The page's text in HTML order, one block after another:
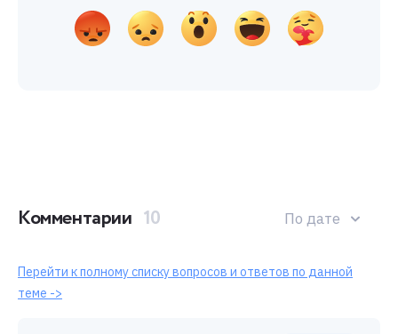
Комментарии 10 По дате
Перейти к полному списку вопросов и ответов по данной
теме ->